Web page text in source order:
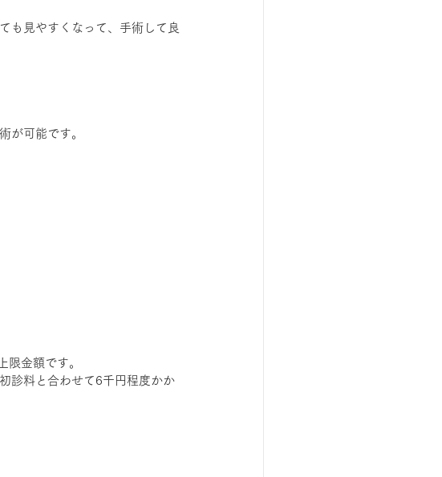
も見やすくなって、手術して良
が可能です。
金額です。
診料と合わせて6千円程度かか